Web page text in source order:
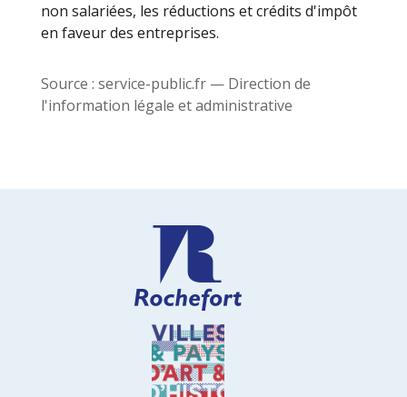
non salariées, les réductions et crédits d'impôt
en faveur des entreprises.
Source : service-public.fr— Direction de
l'information légale et administrative